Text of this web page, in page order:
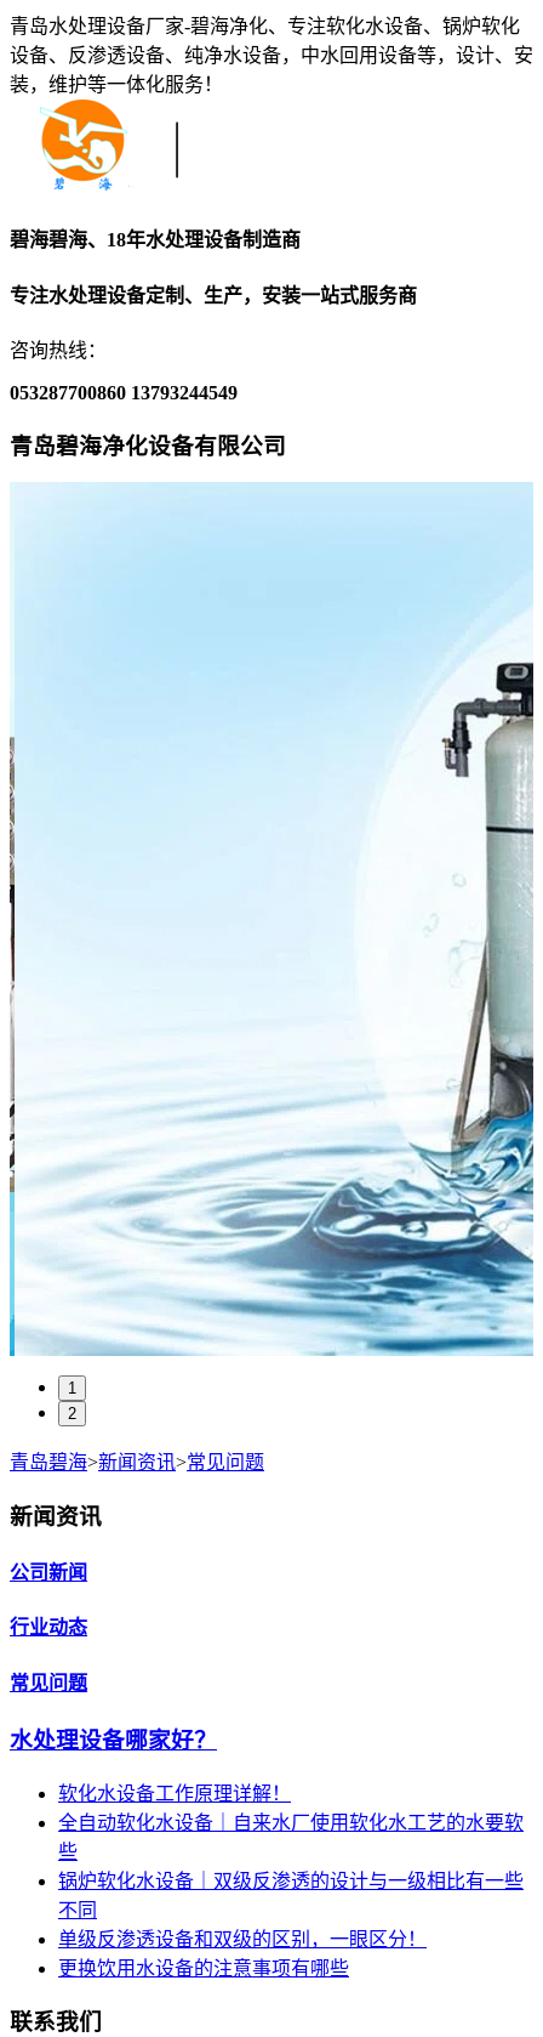
青岛水处理设备厂家-碧海净化、专注软化水设备、锅炉软化
设备、反渗透设备、纯净水设备，中水回用设备等，设计、安
装，维护等一体化服务！
碧海碧海、18年水处理设备制造商
专注水处理设备定制、生产，安装一站式服务商
咨询热线：
053287700860 13793244549
青岛碧海净化设备有限公司
1
2
青岛碧海>新闻资讯>常见问题
新闻资讯
公司新闻
行业动态
常见问题
水处理设备哪家好？
软化水设备工作原理详解！
全自动软化水设备｜自来水厂使用软化水工艺的水要软
些
锅炉软化水设备｜双级反渗透的设计与一级相比有一些
不同
单级反渗透设备和双级的区别，一眼区分！
更换饮用水设备的注意事项有哪些
联系我们